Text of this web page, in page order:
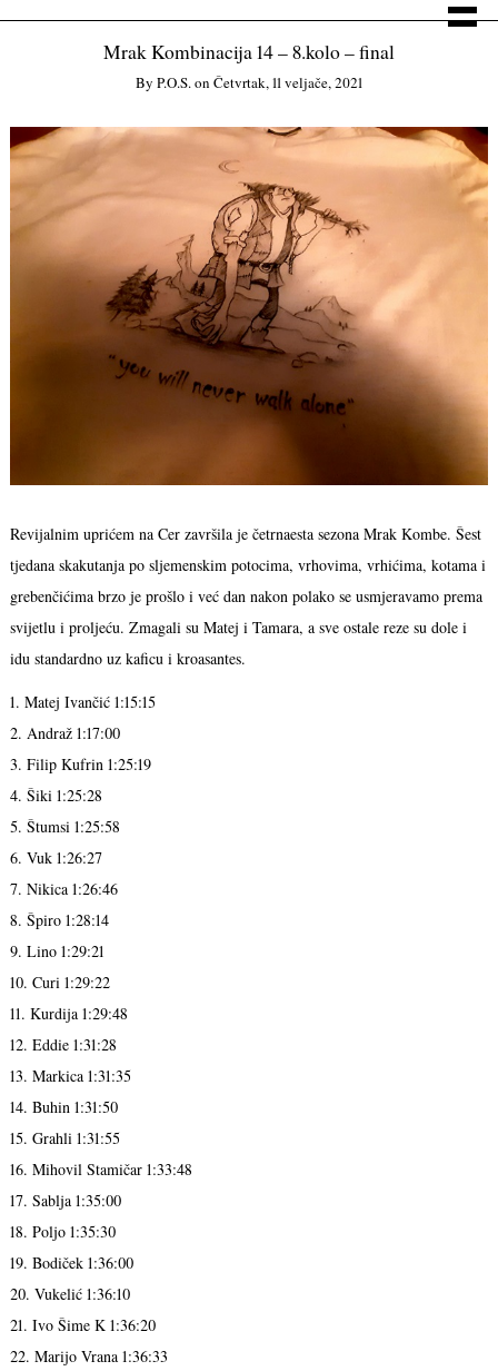
Mrak Kombinacija 14 – 8.kolo – final
By P.o.s.on Četvrtak, 11 veljače, 2021
Revijalnim uprićem na Cer završila je četrnaesta sezona Mrak Kombe. Šest
tjedana skakutanja po sljemenskim potocima, vrhovima, vrhićima, kotama i
grebenčićima brzo je prošlo i već dan nakon polako se usmjeravamo prema
svijetlu i proljeću. Zmagali su Matej i Tamara, a sve ostale reze su dole i
idu standardno uz kaficu i kroasantes.
1. Matej Ivančić 1:15:15
2. Andraž 1:17:00
3. Filip Kufrin 1:25:19
4. Šiki 1:25:28
5. Štumsi 1:25:58
6. Vuk 1:26:27
7. Nikica 1:26:46
8. Špiro 1:28:14
9. Lino 1:29:21
10. Curi 1:29:22
11. Kurdija 1:29:48
12. Eddie 1:31:28
13. Markica 1:31:35
14. Buhin 1:31:50
15. Grahli 1:31:55
16. Mihovil Stamičar 1:33:48
17. Sablja 1:35:00
18. Poljo 1:35:30
19. Bodiček 1:36:00
20. Vukelić 1:36:10
21. Ivo Šime K 1:36:20
22. Marijo Vrana 1:36:33